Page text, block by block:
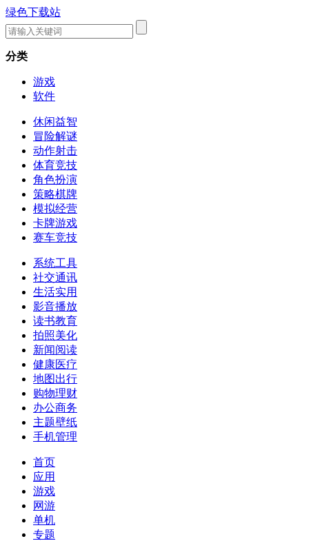
绿色下载站
分类
游戏
软件
休闲益智
冒险解谜
动作射击
体育竞技
角色扮演
策略棋牌
模拟经营
卡牌游戏
赛车竞技
系统工具
社交通讯
生活实用
影音播放
读书教育
拍照美化
新闻阅读
健康医疗
地图出行
购物理财
办公商务
主题壁纸
手机管理
首页
应用
游戏
网游
单机
专题